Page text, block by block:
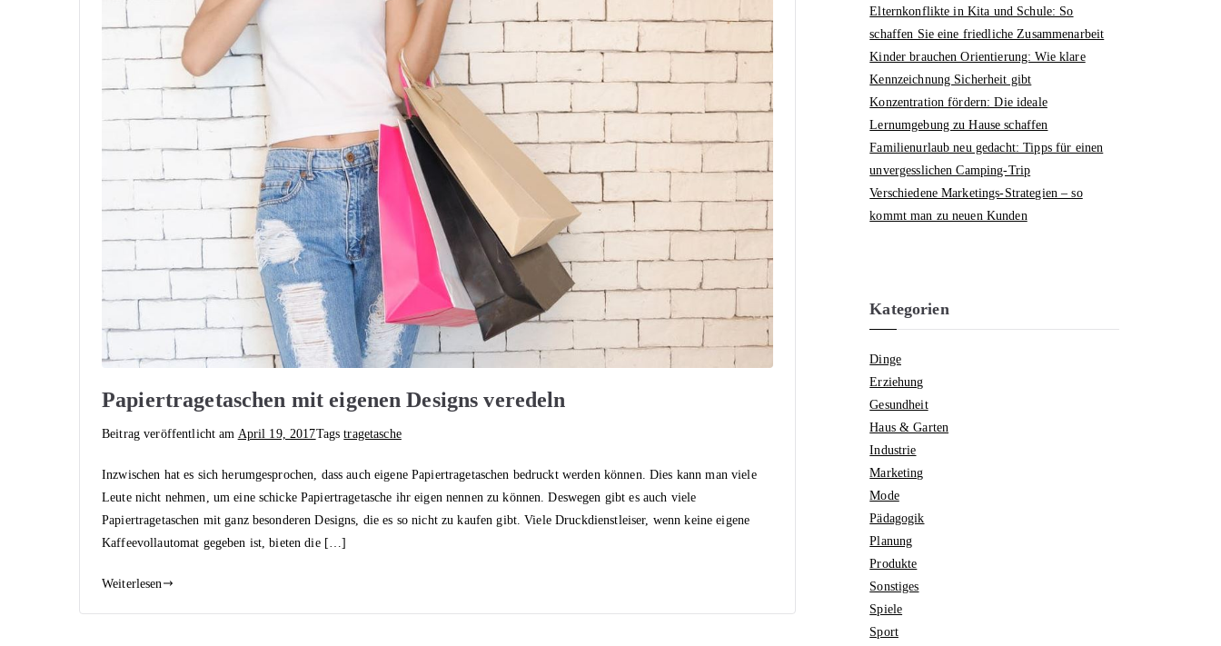
Papiertragetaschen mit eigenen Designs veredeln
Beitrag veröffentlicht am April 19, 2017Tagstragetasche
Inzwischen hat es sich herumgesprochen, dass auch eigene Papiertragetaschen bedruckt werden können. Dies kann man viele
Leute nicht nehmen, um eine schicke Papiertragetasche ihr eigen nennen zu können. Deswegen gibt es auch viele
Papiertragetaschen mit ganz besonderen Designs, die es so nicht zu kaufen gibt. Viele Druckdienstleiser, wenn keine eigene
Kaffeevollautomat gegeben ist, bieten die […]
Weiterlesen
Elternkonflikte in Kita und Schule: So
schaffen Sie eine friedliche Zusammenarbeit
Kinder brauchen Orientierung: Wie klare
Kennzeichnung Sicherheit gibt
Konzentration fördern: Die ideale
Lernumgebung zu Hause schaffen
Familienurlaub neu gedacht: Tipps für einen
unvergesslichen Camping-Trip
Verschiedene Marketings-Strategien – so
kommt man zu neuen Kunden
Kategorien
Dinge
Erziehung
Gesundheit
Haus & Garten
Industrie
Marketing
Mode
Pädagogik
Planung
Produkte
Sonstiges
Spiele
Sport